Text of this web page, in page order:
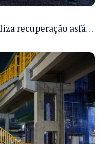
Prefeitura de Manaus realiza recuperação asfáltica na rua Canário do Campo e amplia mobilidade na zona Norte